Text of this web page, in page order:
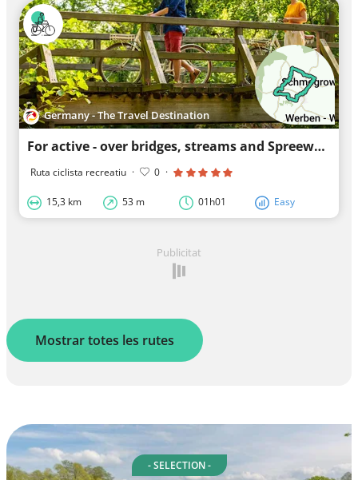
Germany - The Travel Destination
For active - over bridges, streams and Spreewald benches
Ruta ciclista recreatiu · 0 ·
15,3 km 53 m 01h01 Easy
Publicitat
Mostrar totes les rutes
- SELECTION -